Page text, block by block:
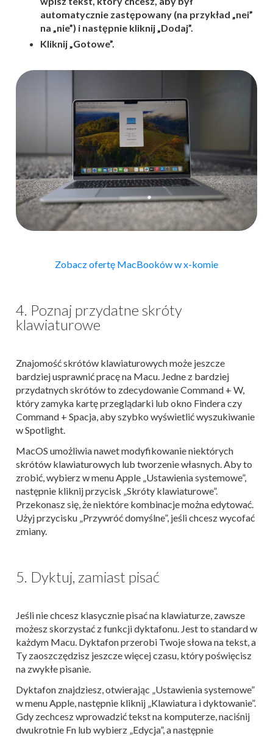
automatycznie zastępowany (na przykład „nei”
na „nie”) i następnie kliknij „Dodaj”.
Kliknij „Gotowe”.
Zobacz ofertę MacBooków w x-komie
4. Poznaj przydatne skróty
klawiaturowe
Znajomość skrótów klawiaturowych może jeszcze
bardziej usprawnić pracę na Macu. Jedne z bardziej
przydatnych skrótów to zdecydowanie Command + W,
który zamyka kartę przeglądarki lub okno Findera czy
Command + Spacja, aby szybko wyświetlić wyszukiwanie
w Spotlight.
MacOS umożliwia nawet modyfikowanie niektórych
skrótów klawiaturowych lub tworzenie własnych. Aby to
zrobić, wybierz w menu Apple „Ustawienia systemowe”,
następnie kliknij przycisk „Skróty klawiaturowe”.
Przekonasz się, że niektóre kombinacje można edytować.
Użyj przycisku „Przywróć domyślne”, jeśli chcesz wycofać
zmiany.
5. Dyktuj, zamiast pisać
Jeśli nie chcesz klasycznie pisać na klawiaturze, zawsze
możesz skorzystać z funkcji dyktafonu. Jest to standard w
każdym Macu. Dyktafon przerobi Twoje słowa na tekst, a
Ty zaoszczędzisz jeszcze więcej czasu, który poświęcisz
na zwykłe pisanie.
Dyktafon znajdziesz, otwierając „Ustawienia systemowe”
w menu Apple, następnie kliknij „Klawiatura i dyktowanie”.
Gdy zechcesz wprowadzić tekst na komputerze, naciśnij
dwukrotnie Fn lub wybierz „Edycja”, a następnie